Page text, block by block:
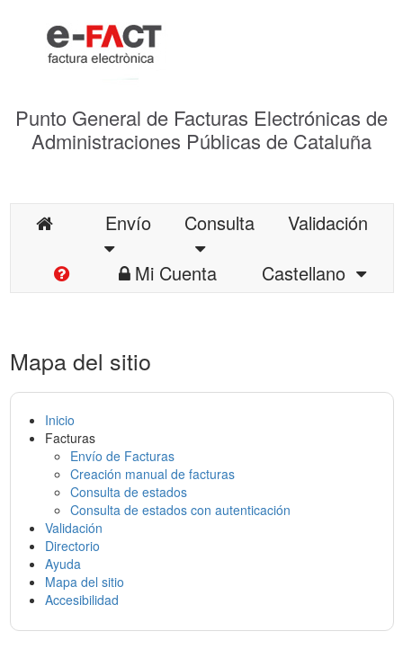
Punto General de Facturas Electrónicas de
Administraciones Públicas de Cataluña
Envío Consulta
Validación
Mi Cuenta
Castellano
Mapa del sitio
Inicio
Facturas
Envío de Facturas
Creación manual de facturas
Consulta de estados
Consulta de estados con autenticación
Validación
Directorio
Ayuda
Mapa del sitio
Accesibilidad